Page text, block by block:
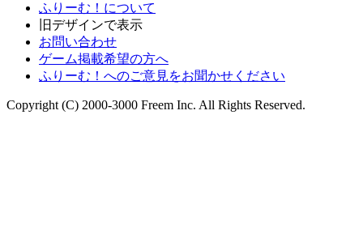
ふりーむ！について
旧デザインで表示
お問い合わせ
ゲーム掲載希望の方へ
ふりーむ！へのご意見をお聞かせください
Copyright (C) 2000-3000 Freem Inc. All Rights Reserved.